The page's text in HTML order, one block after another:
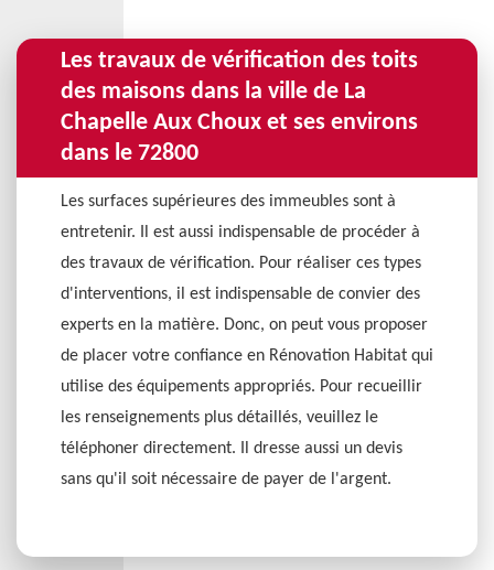
Les travaux de vérification des toits
des maisons dans la ville de La
Chapelle Aux Choux et ses environs
dans le 72800
Les surfaces supérieures des immeubles sont à
entretenir. Il est aussi indispensable de procéder à
des travaux de vérification. Pour réaliser ces types
d'interventions, il est indispensable de convier des
experts en la matière. Donc, on peut vous proposer
de placer votre confiance en Rénovation Habitat qui
utilise des équipements appropriés. Pour recueillir
les renseignements plus détaillés, veuillez le
téléphoner directement. Il dresse aussi un devis
sans qu'il soit nécessaire de payer de l'argent.